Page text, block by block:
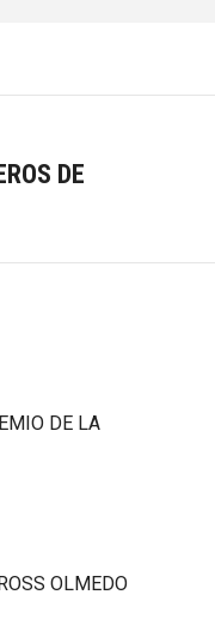
DE
DE LA
OLMEDO